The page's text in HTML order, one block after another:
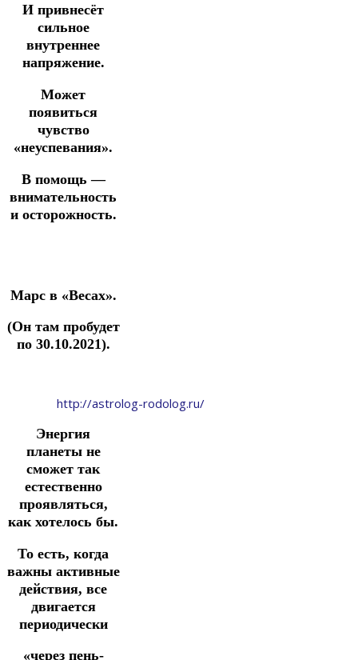
И привнесёт
сильное
внутреннее
напряжение.
Может
появиться
чувство
«неуспевания».
В помощь —
внимательность
и осторожность.
Марс в «Весах».
(Он там пробудет
по 30.10.2021).
http://astrolog-rodolog.ru/
Энергия
планеты не
сможет так
естественно
проявляться,
как хотелось бы.
То есть, когда
важны активные
действия, все
двигается
периодически
«через пень-